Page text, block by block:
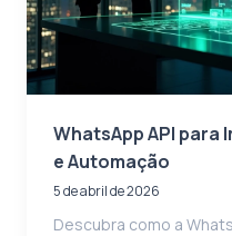
WhatsApp API
e Automação
5 de abril de 2026
Descubra como a